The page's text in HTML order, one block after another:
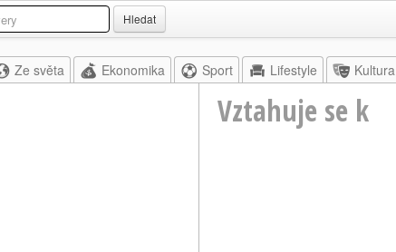
Hledat
Ze světa Ekonomika Sport Lifestyle Kultura
Vztahuje se k